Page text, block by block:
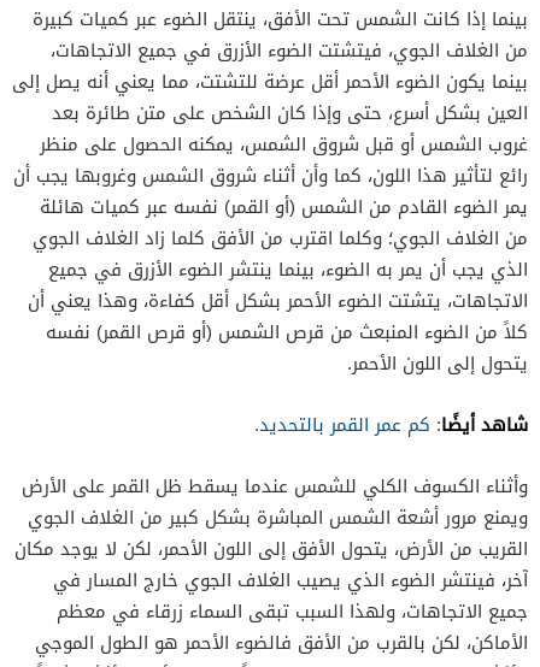
بينما إذا كانت الشمس تحت الأفق، ينتقل الضوء عبر كميات كبيرة
من الغلاف الجوي، فيتشتت الضوء الأزرق في جميع الاتجاهات،
بينما يكون الضوء الأحمر أقل عرضة للتشتت، مما يعني أنه يصل إلى
العين بشكل أسرع، حتى وإذا كان الشخص على متن طائرة بعد
غروب الشمس أو قبل شروق الشمس، يمكنه الحصول على منظر
رائع لتأثير هذا اللون، كما وأن أثناء شروق الشمس وغروبها يجب أن
يمر الضوء القادم من الشمس (أو القمر) نفسه عبر كميات هائلة
من الغلاف الجوي؛ وكلما اقترب من الأفق كلما زاد الغلاف الجوي
الذي يجب أن يمر به الضوء، بينما ينتشر الضوء الأزرق في جميع
الاتجاهات، يتشتت الضوء الأحمر بشكل أقل كفاءة، وهذا يعني أن
كلاً من الضوء المنبعث من قرص الشمس (أو قرص القمر) نفسه
يتحول إلى اللون الأحمر.
شاهد أيضًا: كم عمر القمر بالتحديد.
وأثناء الكسوف الكلي للشمس عندما يسقط ظل القمر على الأرض
ويمنع مرور أشعة الشمس المباشرة بشكل كبيرمن الغلاف الجوي
القريب من الأرض، يتحول الأفق إلى اللون الأحمر، لكن لا يوجد مكان
آخر، فينتشر الضوء الذي يصيب الغلاف الجوي خارج المسار في
جميع الاتجاهات، ولهذا السبب تبقى السماء زرقاء في معظم
الأماكن، لكن بالقرب من الأفق فالضوء الأحمر هو الطول الموجي